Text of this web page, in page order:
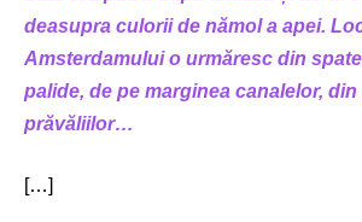
deasupra culorii de nămol a apei.
Amsterdamului o urmăresc din
palide, de pe marginea canalelor,
prăvăliilor…
[…]